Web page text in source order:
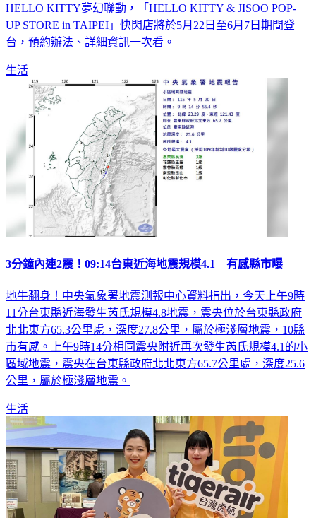
HELLO KITTY夢幻聯動，「HELLO KITTY & JISOO POP-
UP STORE in TAIPEI」快閃店將於5月22日至6月7日期間登
台，預約辦法、詳細資訊一次看。
生活
3分鐘內連2震！09:14台東近海地震規模4.1 有感縣市曝
地牛翻身！中央氣象署地震測報中心資料指出，今天上午9時
11分台東縣近海發生芮氏規模4.8地震，震央位於台東縣政府
北北東方65.3公里處，深度27.8公里，屬於極淺層地震，10縣
市有感。上午9時14分相同震央附近再次發生芮氏規模4.1的小
區域地震，震央在台東縣政府北北東方65.7公里處，深度25.6
公里，屬於極淺層地震。
生活